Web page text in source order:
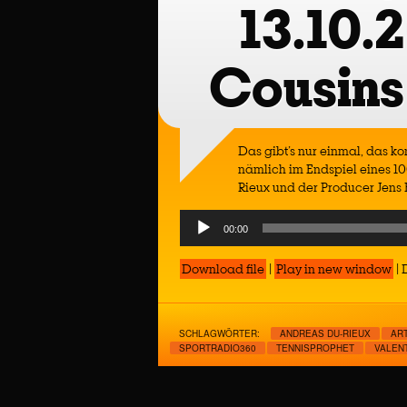
Das gibt’s nur einmal, das
nämlich im Endspiel eines
Rieux und der Producer
Audio
Player
00:00
Download file | Play in new window |
SCHLAGWÖRTER: ANDREAS DU-RIEUX
SPORTRADIO360
TENNISPROPHET